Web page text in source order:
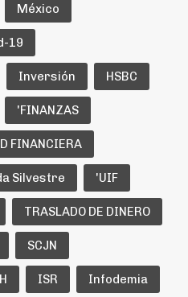
México
19
Inversión HSBC
'FINANZAS
FINANCIERA
Silvestre 'UIF
TRASLADO DE DINERO
SCJN
ISR Infodemia